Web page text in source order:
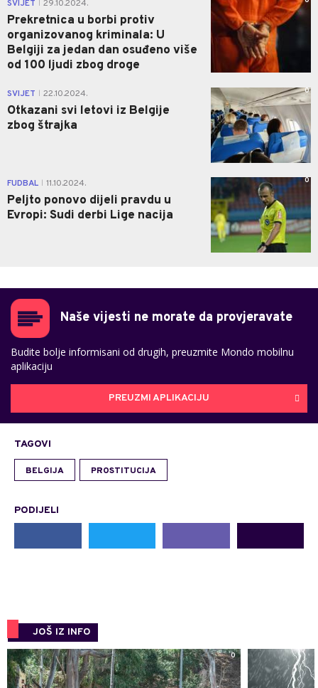
SVIJET 29.10.2024.
Prekretnica u borbi protiv
organizovanog kriminala: U
Belgiji za jedan dan osuđeno više
od 100 ljudi zbog droge
SVIJET 22.10.2024.
Otkazani svi letovi iz Belgije
zbog štrajka
0
FUDBAL 11.10.2024.
Peljto ponovo dijeli pravdu u
Evropi: Sudi derbi Lige nacija
0
Naše vijesti ne morate da provjeravate
Budite bolje informisani od drugih, preuzmite Mondo mobilnu
aplikaciju
PREUZMI APLIKACIJU
TAGOVI
BELGIJA PROSTITUCIJA
PODIJELI
JOŠ IZ INFO
0